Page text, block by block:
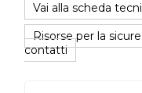
Vai alla scheda
Risorse per la
contatti